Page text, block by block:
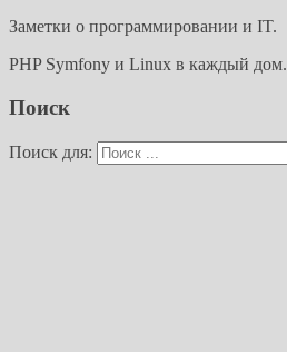
Заметки о программировании и IT.
PHP Symfony и Linux в каждый дом.
Поиск
Поиск для: